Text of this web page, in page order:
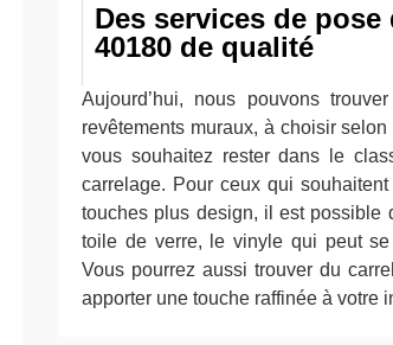
Des services de
40180 de qualité
Aujourd’hui, nous pouvons
revêtements muraux, à choisir
vous souhaitez rester dans le
carrelage. Pour ceux qui
touches plus design, il est possible
toile de verre, le vinyle qui peut
Vous pourrez aussi trouver du
apporter une touche raffinée à votre